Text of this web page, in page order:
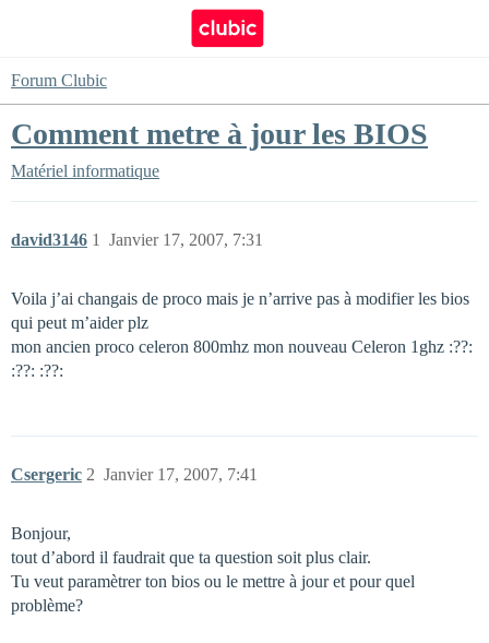
Forum Clubic
Comment metre à jour les BIOS
Matériel informatique
david3146 Janvier 17, 2007, 7:31
1
Voila j’ai changais de proco mais je n’arrive pas à modifier les bios
qui peut m’aider plz
mon ancien proco celeron 800mhz mon nouveau Celeron 1ghz :??:
:??: :??:
Csergeric Janvier 17, 2007, 7:41
2
Bonjour,
tout d’abord il faudrait que ta question soit plus clair.
Tu veut paramètrer ton bios ou le mettre à jour et pour quel
problème?